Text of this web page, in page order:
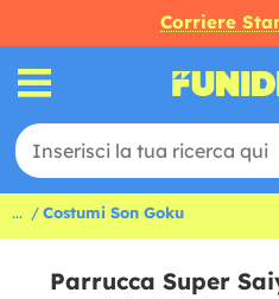
Corriere
... Costumi Son Goku
Parrucca Super